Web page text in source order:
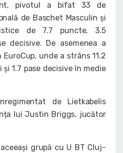
pivotul a bifat 33 de
de Baschet Masculin și
de 7.7 puncte, 3.5
decisive. De asemenea a
unde a strâns 11.2
1.7 pase decisive în medie
de Lietkabelis
lui Justin Briggs, jucător
grupă cu U BT Cluj-